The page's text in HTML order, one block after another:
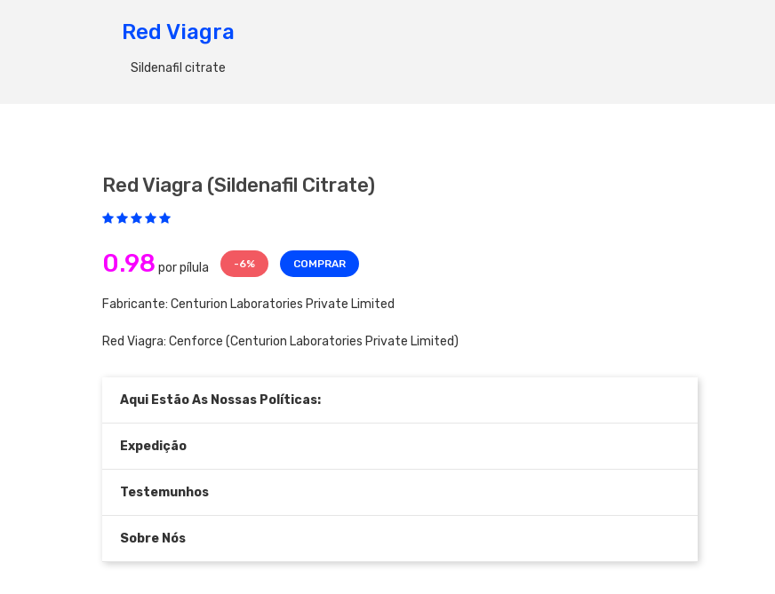
Red Viagra
Sildenafil citrate
Red Viagra (sildenafil Citrate)
0.98 por pílula -6% COMPRAR
Fabricante: Centurion Laboratories Private Limited
Red Viagra: Cenforce (Centurion Laboratories Private Limited)
Aqui Estão As Nossas Políticas:
Expedição
Testemunhos
Sobre Nós